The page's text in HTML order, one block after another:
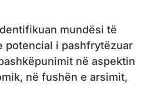
mundësi të
potencial i pashfrytëzuar
në aspektin
në fushën e arsimit,